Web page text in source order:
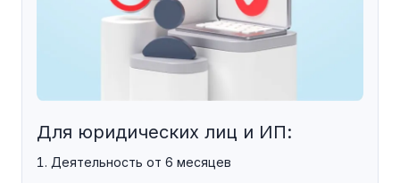
Для юридических лиц и ИП:
Деятельность от 6 месяцев